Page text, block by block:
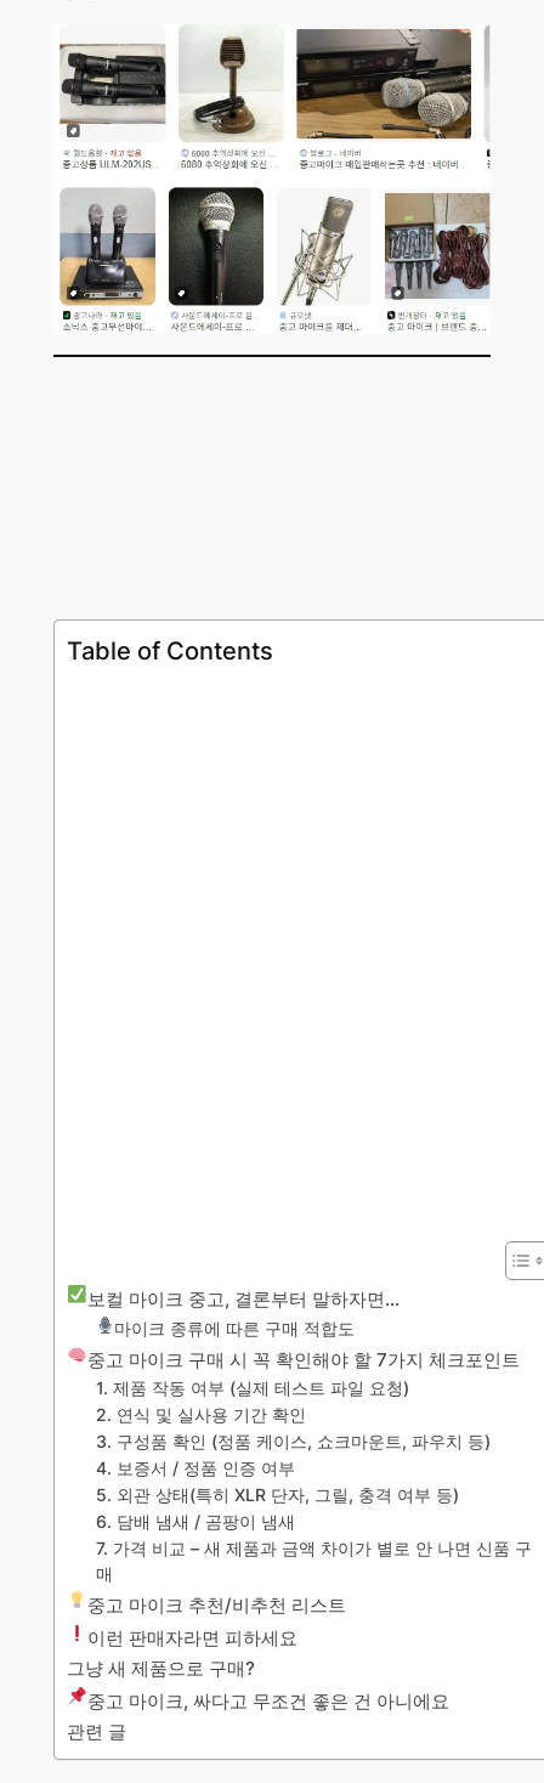
Table of Contents
보컬 마이크 중고, 결론부터 말하자면…
마이크 종류에 따른 구매 적합도
중고 마이크 구매 시 꼭 확인해야 할 7가지 체크포인트
1. 제품 작동 여부 (실제 테스트 파일 요청)
2. 연식 및 실사용 기간 확인
3. 구성품 확인 (정품 케이스, 쇼크마운트, 파우치 등)
4. 보증서 / 정품 인증 여부
5. 외관 상태(특히 XLR 단자, 그릴, 충격 여부 등)
6. 담배 냄새 / 곰팡이 냄새
7. 가격 비교 – 새 제품과 금액 차이가 별로 안 나면 신품 구
매
중고 마이크 추천/비추천 리스트
이런 판매자라면 피하세요
그냥 새 제품으로 구매?
중고 마이크, 싸다고 무조건 좋은 건 아니에요
관련 글